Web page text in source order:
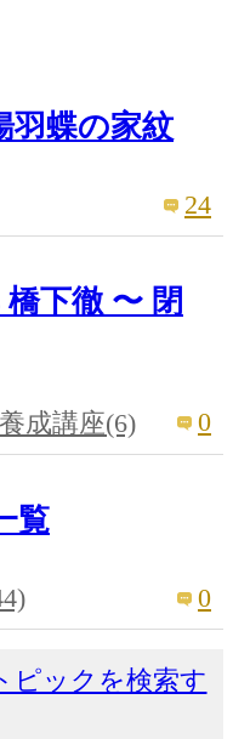
羽蝶の家紋
24
下徹 〜 閉
成講座(6) 0
覧
0
ピックを検索す